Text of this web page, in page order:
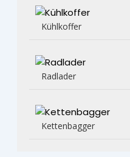
Kühlkoffer
Radlader
Kettenbagger